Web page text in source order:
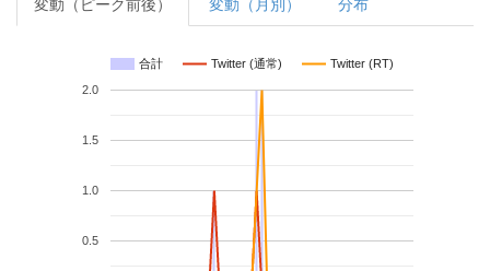
合計 Twitter (通常) Twitter (RT)
0.5
1.0
1.5
2.0